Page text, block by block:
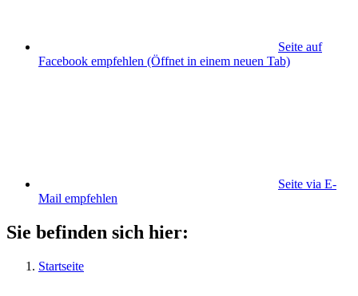
Seite auf
Facebook empfehlen (Öffnet in einem neuen Tab)
Seite via E-
Mail empfehlen
Sie befinden sich hier:
Startseite